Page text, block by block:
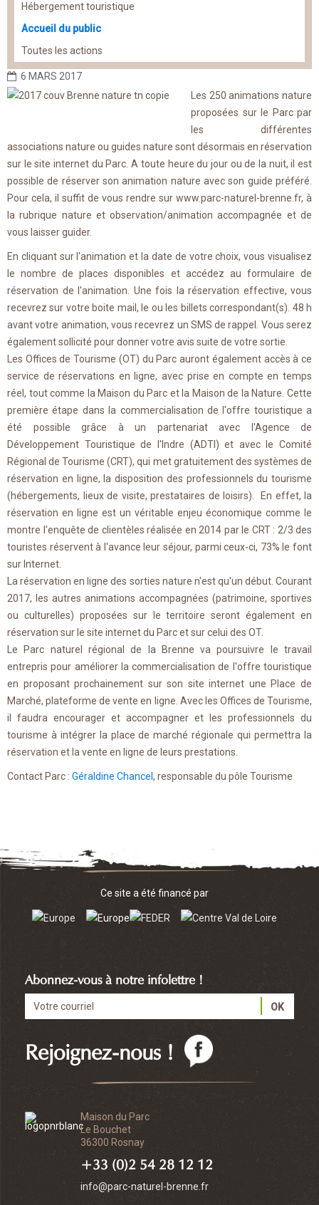
Hébergement touristique
Accueil du public
Toutes les actions
6 MARS 2017
Les 250 animations nature
proposées sur le Parc par
les différentes
associations nature ou guides nature sont désormais en réservation
sur le site internet du Parc. A toute heure du jour ou de la nuit, il est
possible de réserver son animation nature avec son guide préféré.
Pour cela, il suffit de vous rendre sur www.parc-naturel-brenne.fr, à
la rubrique nature et observation/animation accompagnée et de
vous laisser guider.
En cliquant sur l'animation et la date de votre choix, vous visualisez
le nombre de places disponibles et accédez au formulaire de
réservation de l'animation. Une fois la réservation effective, vous
recevrez sur votre boite mail, le ou les billets correspondant(s). 48 h
avant votre animation, vous recevrez un SMS de rappel. Vous serez
également sollicité pour donner votre avis suite de votre sortie.
Les Offices de Tourisme (OT) du Parc auront également accès à ce
service de réservations en ligne, avec prise en compte en temps
réel, tout comme la Maison du Parc et la Maison de la Nature. Cette
première étape dans la commercialisation de l'offre touristique a
été possible grâce à un partenariat avec l'Agence de
Développement Touristique de l'Indre (ADTI) et avec le Comité
Régional de Tourisme (CRT), qui met gratuitement des systèmes de
réservation en ligne, la disposition des professionnels du tourisme
(hébergements, lieux de visite, prestataires de loisirs). En effet, la
réservation en ligne est un véritable enjeu économique comme le
montre l'enquête de clientèles réalisée en 2014 par le CRT : 2/3 des
touristes réservent à l'avance leur séjour, parmi ceux-ci, 73% le font
sur Internet.
La réservation en ligne des sorties nature n'est qu'un début. Courant
2017, les autres animations accompagnées (patrimoine, sportives
ou culturelles) proposées sur le territoire seront également en
réservation sur le site internet du Parc et sur celui des OT.
Le Parc naturel régional de la Brenne va poursuivre le travail
entrepris pour améliorer la commercialisation de l'offre touristique
en proposant prochainement sur son site internet une Place de
Marché, plateforme de vente en ligne. Avec les Offices de Tourisme,
il faudra encourager et accompagner et les professionnels du
tourisme à intégrer la place de marché régionale qui permettra la
réservation et la vente en ligne de leurs prestations.
Contact Parc : Géraldine Chancel , responsable du pôle Tourisme
Maison du Parc
Le Bouchet
36300 Rosnay
+33 (0)2 54 28 12 12
info@parc-naturel-brenne.fr
Rejoignez-nous !
Abonnez-vous à notre infolettre !
Ce site a été financé par